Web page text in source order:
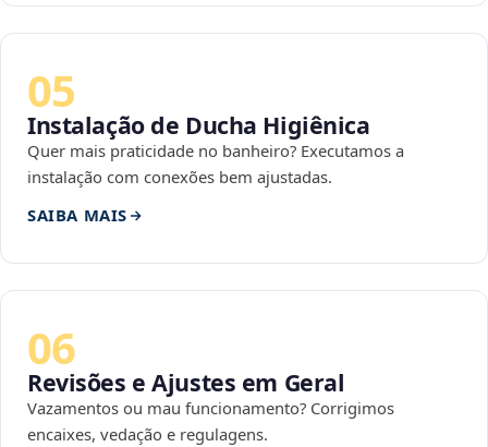
05
Instalação de Ducha Higiênica
Quer mais praticidade no banheiro? Executamos a
instalação com conexões bem ajustadas.
SAIBA MAIS
06
Revisões e Ajustes em Geral
Vazamentos ou mau funcionamento? Corrigimos
encaixes, vedação e regulagens.